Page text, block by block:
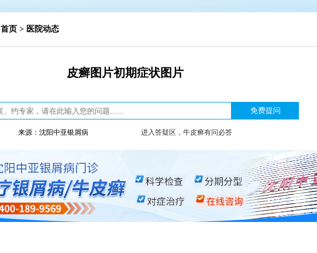
首页 > 医院动态
皮癣图片初期症状图片
来源：沈阳中亚银屑病 进入答疑区，牛皮癣有问必答